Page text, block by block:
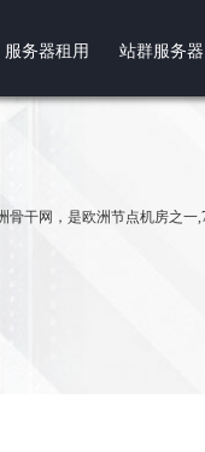
服务器租用 站群服务器
骨干网，是欧洲节点机房之一